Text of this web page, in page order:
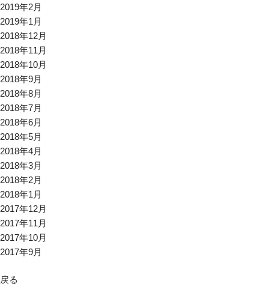
2019年2月
2019年1月
2018年12月
2018年11月
2018年10月
2018年9月
2018年8月
2018年7月
2018年6月
2018年5月
2018年4月
2018年3月
2018年2月
2018年1月
2017年12月
2017年11月
2017年10月
2017年9月
戻る